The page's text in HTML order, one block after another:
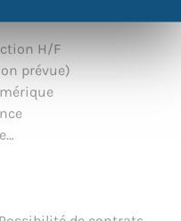
H/F
prévue)